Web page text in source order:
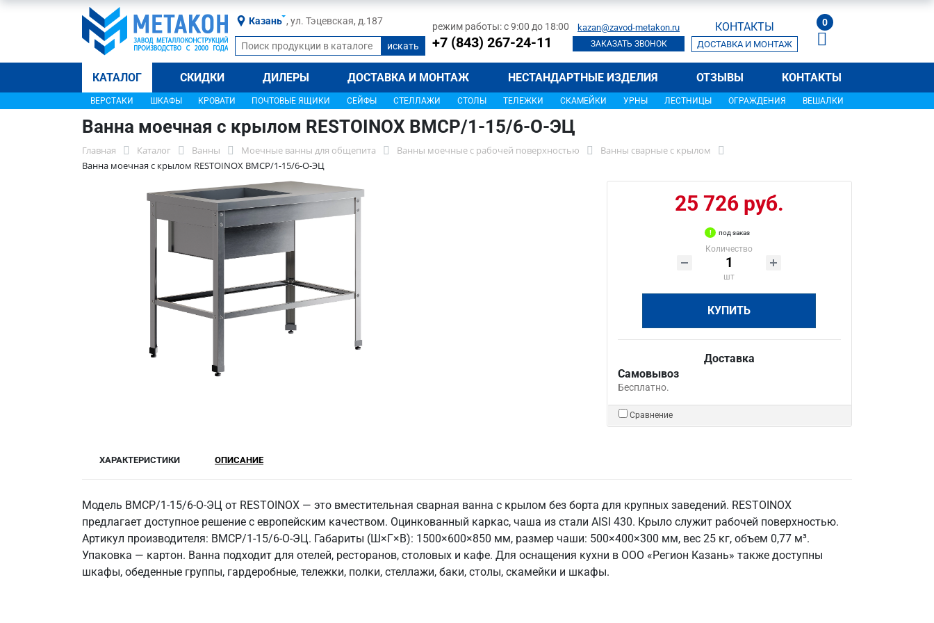
Казань , ул. Тэцевская, д.187 режим работы: с 9:00 до 18:00
+7 (843) 267-24-11
kazan@zavod-metakon.ru
ЗАКАЗАТЬ ЗВОНОК
КОНТАКТЫ
ДОСТАВКА И МОНТАЖ
0
КАТАЛОГ СКИДКИ ДИЛЕРЫ ДОСТАВКА И МОНТАЖ НЕСТАНДАРТНЫЕ ИЗДЕЛИЯ ОТЗЫВЫ КОНТАКТЫ
ВЕРСТАКИ ШКАФЫ КРОВАТИ ПОЧТОВЫЕ ЯЩИКИ СЕЙФЫ СТЕЛЛАЖИ СТОЛЫ ТЕЛЕЖКИ СКАМЕЙКИ УРНЫ ЛЕСТНИЦЫ ОГРАЖДЕНИЯ ВЕШАЛКИ
Ванна моечная с крылом RESTOINOX ВМСР/1-15/6-О-ЭЦ
Главная Каталог Ванны Моечные ванны для общепита Ванны моечные с рабочей поверхностью
Ванны сварные с крылом
Ванна моечная с крылом RESTOINOX ВМСР/1-15/6-О-ЭЦ
25 726 руб.
под заказ
Количество
шт
КУПИТЬ
Доставка
Самовывоз
Бесплатно.
Сравнение
ХАРАКТЕРИСТИКИ ОПИСАНИЕ
Модель ВМСР/1-15/6-О-ЭЦ от RESTOINOX — это вместительная сварная ванна с крылом без борта для крупных заведений. RESTOINOX
предлагает доступное решение с европейским качеством. Оцинкованный каркас, чаша из стали AISI 430. Крыло служит рабочей поверхностью.
Артикул производителя: ВМСР/1-15/6-О-ЭЦ. Габариты (Ш×Г×В): 1500×600×850 мм, размер чаши: 500×400×300 мм, вес 25 кг, объем 0,77 м³.
Упаковка — картон. Ванна подходит для отелей, ресторанов, столовых и кафе. Для оснащения кухни в ООО «Регион Казань» также доступны
шкафы, обеденные группы, гардеробные, тележки, полки, стеллажи, баки, столы, скамейки и шкафы.